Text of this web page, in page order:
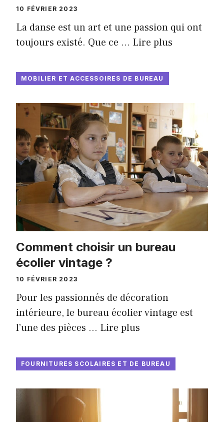
10 FÉVRIER 2023
La danse est un art et une passion qui ont
toujours existé. Que ce … Lire plus
MOBILIER ET ACCESSOIRES DE BUREAU
Comment choisir un bureau
écolier vintage ?
10 FÉVRIER 2023
Pour les passionnés de décoration
intérieure, le bureau écolier vintage est
l’une des pièces … Lire plus
FOURNITURES SCOLAIRES ET DE BUREAU